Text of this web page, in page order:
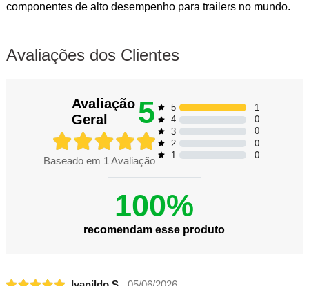
componentes de alto desempenho para trailers no mundo.
Avaliações dos Clientes
Avaliação
Geral
5
Baseado em 1Avaliação
5
1
4
0
3
0
2
0
1
0
100%
recomendam esse produto